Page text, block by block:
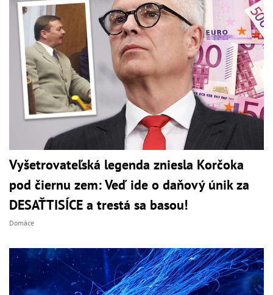
Vyšetrovateľská legenda zniesla Korčoka
pod čiernu zem: Veď ide o daňový únik za
DESAŤTISÍCE a trestá sa basou!
Domáce